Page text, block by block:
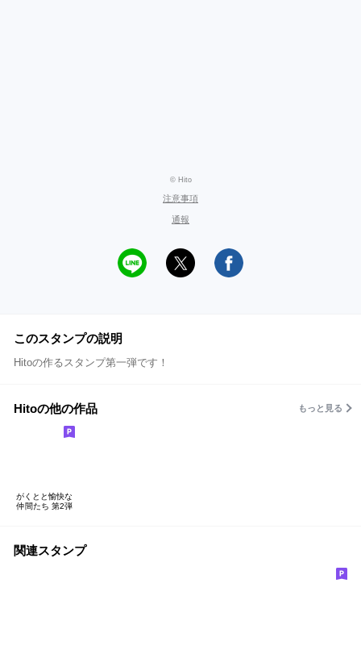
© Hito
注意事項
通報
このスタンプの説明
Hitoの作るスタンプ第一弾です！
Hitoの他の作品 もっと見る
がくとと愉快な
仲間たち 第2弾
関連スタンプ